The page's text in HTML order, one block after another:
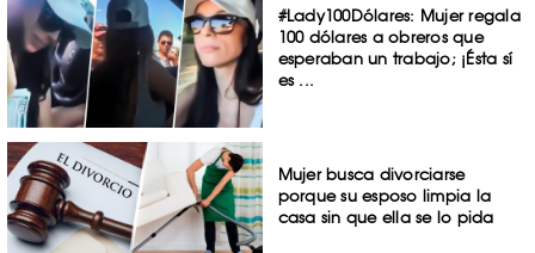
#Lady100Dólares: Mujer regala
100 dólares a obreros que
esperaban un trabajo; ¡Ésta sí
es ...
Mujer busca divorciarse
porque su esposo limpia la
casa sin que ella se lo pida